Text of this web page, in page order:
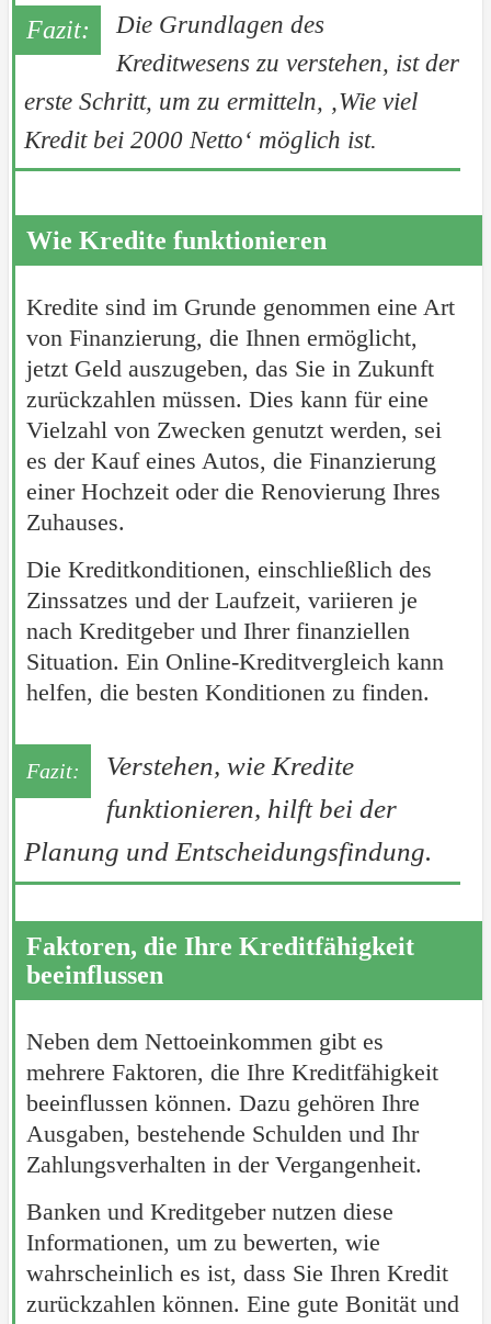
Die Grundlagen des
Kreditwesens zu verstehen, ist der
erste Schritt, um zu ermitteln, ‚Wie viel
Kredit bei 2000 Netto‘ möglich ist.
Wie Kredite funktionieren
Kredite sind im Grunde genommen eine Art
von Finanzierung, die Ihnen ermöglicht,
jetzt Geld auszugeben, das Sie in Zukunft
zurückzahlen müssen. Dies kann für eine
Vielzahl von Zwecken genutzt werden, sei
es der Kauf eines Autos, die Finanzierung
einer Hochzeit oder die Renovierung Ihres
Zuhauses.
Die Kreditkonditionen, einschließlich des
Zinssatzes und der Laufzeit, variieren je
nach Kreditgeber und Ihrer finanziellen
Situation. Ein Online-Kreditvergleich kann
helfen, die besten Konditionen zu finden.
Verstehen, wie Kredite
funktionieren, hilft bei der
Planung und Entscheidungsfindung.
Faktoren, die Ihre Kreditfähigkeit
beeinflussen
Neben dem Nettoeinkommen gibt es
mehrere Faktoren, die Ihre Kreditfähigkeit
beeinflussen können. Dazu gehören Ihre
Ausgaben, bestehende Schulden und Ihr
Zahlungsverhalten in der Vergangenheit.
Banken und Kreditgeber nutzen diese
Informationen, um zu bewerten, wie
wahrscheinlich es ist, dass Sie Ihren Kredit
zurückzahlen können. Eine gute Bonität und